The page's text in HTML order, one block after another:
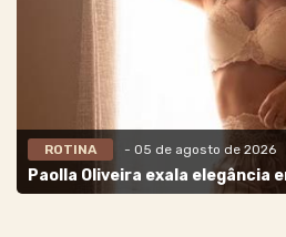
ROTINA - 05 de agosto de 2026
Paolla Oliveira exala elegância